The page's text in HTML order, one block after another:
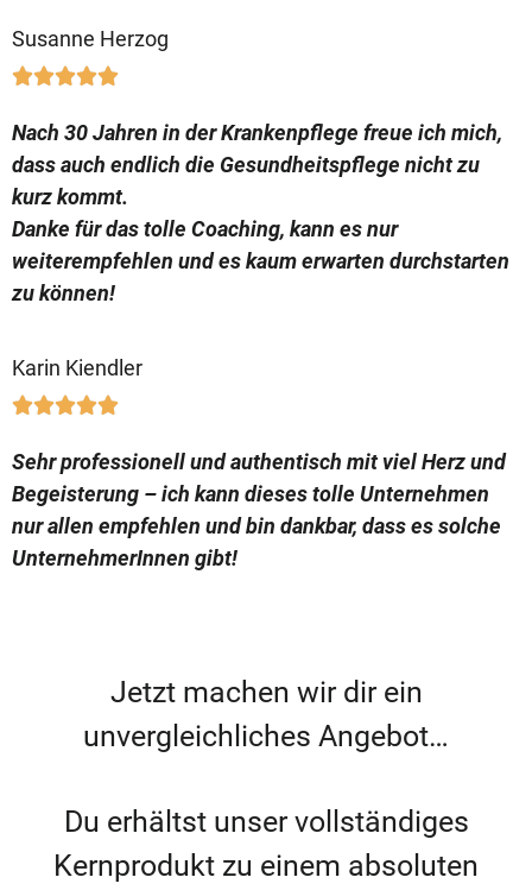
Susanne Herzog

Nach 30 Jahren in der Krankenpflege freue ich mich,
dass auch endlich die Gesundheitspflege nicht zu
kurz kommt.
Danke für das tolle Coaching, kann es nur
weiterempfehlen und es kaum erwarten durchstarten
zu können!
Karin Kiendler

Sehr professionell und authentisch mit viel Herz und
Begeisterung – ich kann dieses tolle Unternehmen
nur allen empfehlen und bin dankbar, dass es solche
UnternehmerInnen gibt!
Jetzt machen wir dir ein
unvergleichliches Angebot…
Du erhältst unser vollständiges
Kernprodukt zu einem absoluten